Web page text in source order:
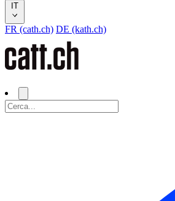
IT
FR (cath.ch) DE (kath.ch)